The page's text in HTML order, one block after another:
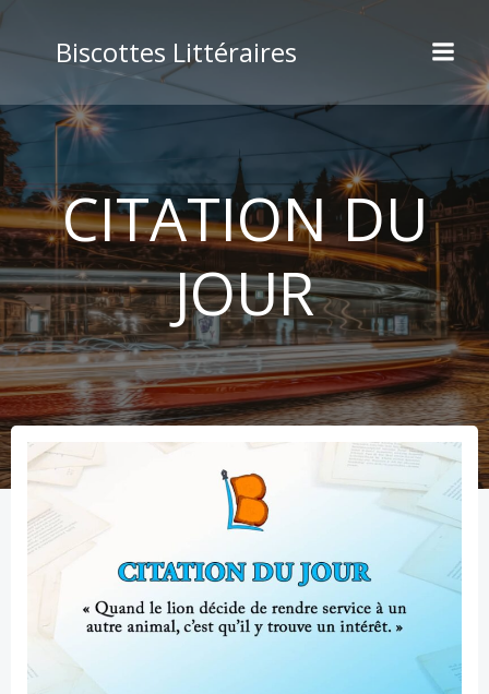
au
contenu
Biscottes Littéraires
CITATION DU
JOUR